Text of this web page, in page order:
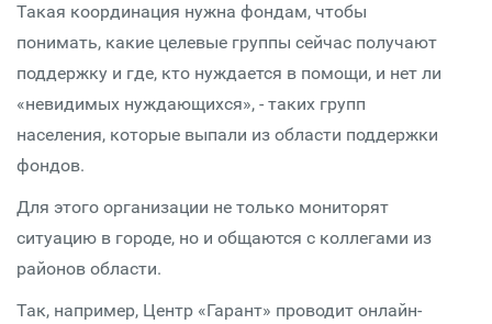
Такая координация нужна фондам, чтобы
понимать, какие целевые группы сейчас получают
поддержку и где, кто нуждается в помощи, и нет ли
«невидимых нуждающихся», - таких групп
населения, которые выпали из области поддержки
фондов.
Для этого организации не только мониторят
ситуацию в городе, но и общаются с коллегами из
районов области.
Так, например, Центр «Гарант» проводит онлайн-